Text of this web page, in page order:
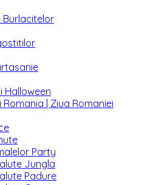
Burlacitelor
Halloween
Romania | Ziua Romaniei
Party
Jungla
Padure